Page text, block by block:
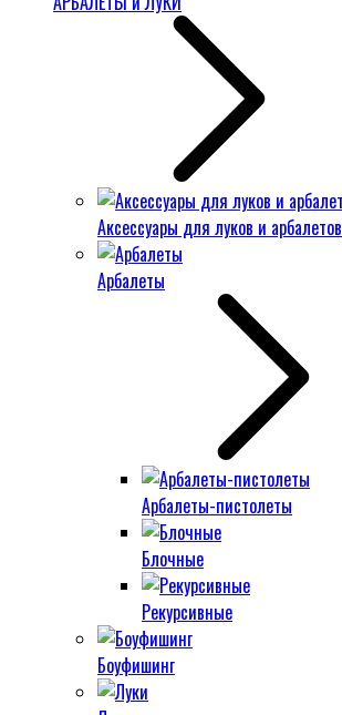
Аксессуары для луков и арбалетов
Арбалеты
Арбалеты-пистолеты
Блочные
Рекурсивные
Боуфишинг